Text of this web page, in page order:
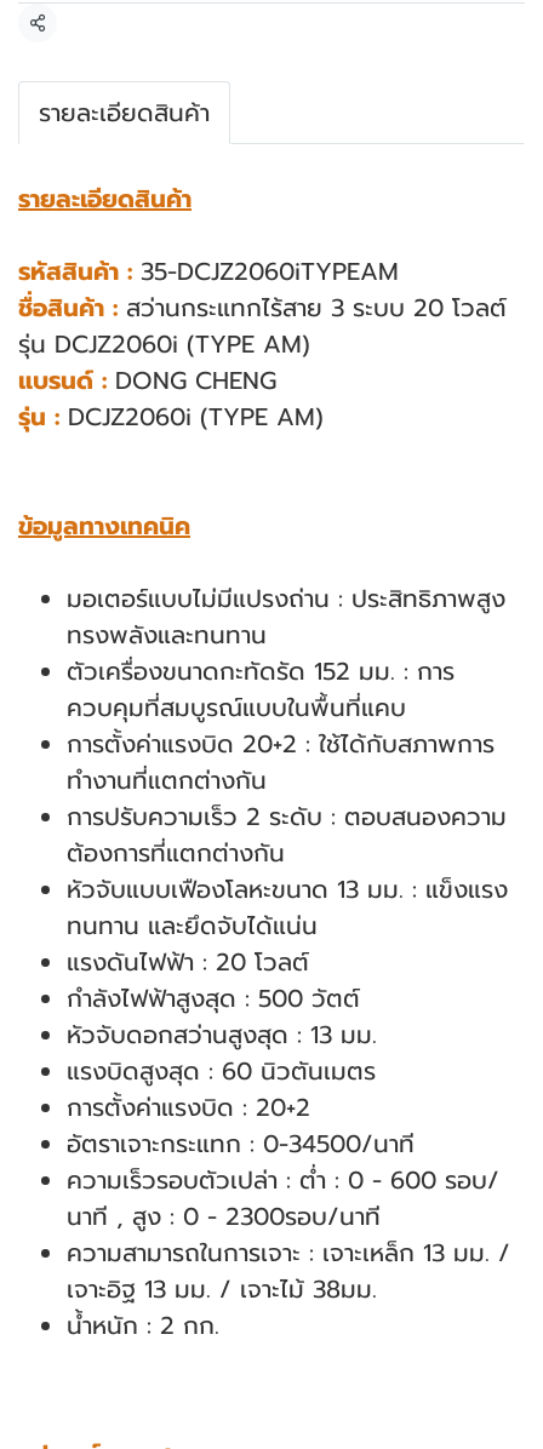
แชร์
รายละเอียดสินค้า
รายละเอียดสินค้า
รหัสสินค้า : 35-DCJZ2060iTYPEAM
ชื่อสินค้า : สว่านกระแทกไร้สาย 3 ระบบ 20 โวลต์
รุ่น DCJZ2060i (TYPE AM)
แบรนด์ : DONG CHENG
รุ่น : DCJZ2060i (TYPE AM)
ข้อมูลทางเทคนิค
มอเตอร์แบบไม่มีแปรงถ่าน : ประสิทธิภาพสูง
ทรงพลังและทนทาน
ตัวเครื่องขนาดกะทัดรัด 152 มม. : การ
ควบคุมที่สมบูรณ์แบบในพื้นที่แคบ
การตั้งค่าแรงบิด 20+2 : ใช้ได้กับสภาพการ
ทำงานที่แตกต่างกัน
การปรับความเร็ว 2 ระดับ : ตอบสนองความ
ต้องการที่แตกต่างกัน
หัวจับแบบเฟืองโลหะขนาด 13 มม. : แข็งแรง
ทนทาน และยึดจับได้แน่น
แรงดันไฟฟ้า : 20 โวลต์
กำลังไฟฟ้าสูงสุด : 500 วัตต์
หัวจับดอกสว่านสูงสุด : 13 มม.
แรงบิดสูงสุด : 60 นิวตันเมตร
การตั้งค่าแรงบิด : 20+2
อัตราเจาะกระแทก : 0-34500/นาที
ความเร็วรอบตัวเปล่า : ต่ำ : 0 - 600 รอบ/
นาที , สูง : 0 - 2300รอบ/นาที
ความสามารถในการเจาะ : เจาะเหล็ก 13 มม. /
เจาะอิฐ 13 มม. / เจาะไม้ 38มม.
น้ำหนัก : 2 กก.